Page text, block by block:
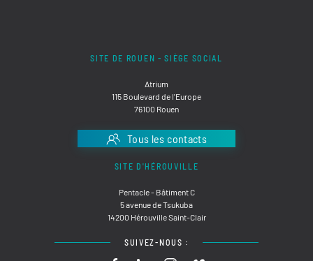
SITE DE ROUEN - SIÈGE SOCIAL
Atrium
115 Boulevard de l'Europe
76100 Rouen
Tous les contacts
SITE D'HÉROUVILLE
Pentacle - Bâtiment C
5 avenue de Tsukuba
14200 Hérouville Saint-Clair
SUIVEZ-NOUS :